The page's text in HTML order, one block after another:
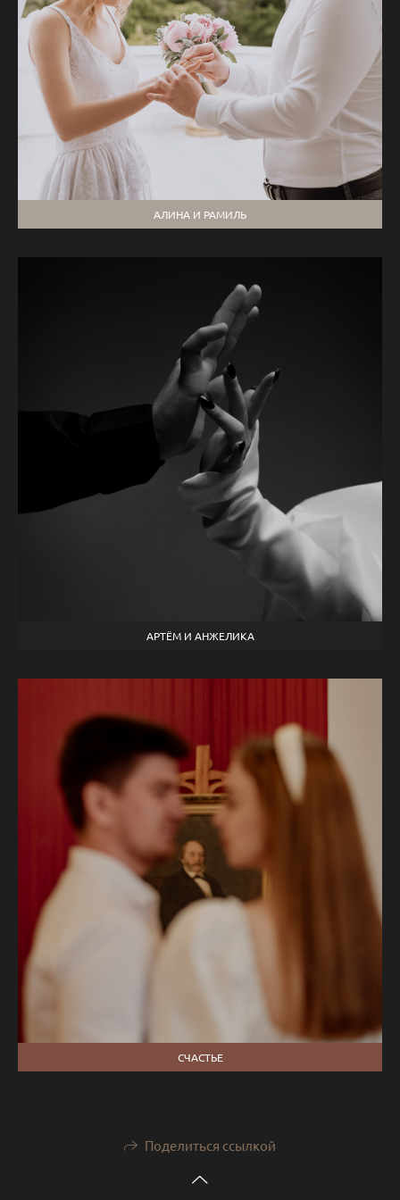
АЛИНА И РАМИЛЬ
АРТЁМ И АНЖЕЛИКА
СЧАСТЬЕ
Поделиться ссылкой